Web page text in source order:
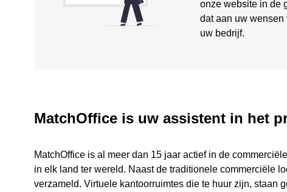
onze website in de
dat aan uw wensen
uw bedrijf.
MatchOffice is uw assistent in het
MatchOffice is al meer dan 15 jaar actief in de
in elk land ter wereld. Naast de traditionele commerciële
verzameld. Virtuele kantoorruimtes die te huur zijn, staan